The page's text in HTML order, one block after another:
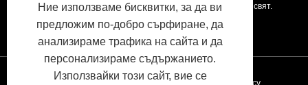
превъзходни решения за аромати на клиентите по целия свят.
Privacy Policy
Ние използваме бисквитки, за да ви
предложим по-добро сърфиране, да
анализираме трафика на сайта и да
персонализираме съдържанието.
Използвайки този сайт, вие се